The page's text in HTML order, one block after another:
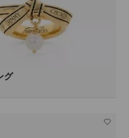
グ